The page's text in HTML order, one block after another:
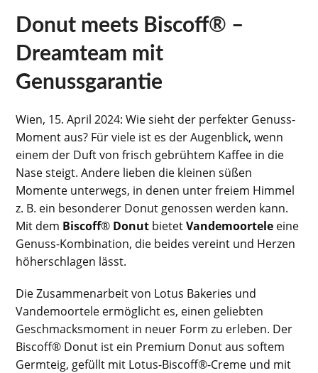
Donut meets Biscoff® –
Dreamteam mit
Genussgarantie
Wien, 15. April 2024: Wie sieht der perfekter Genuss-
Moment aus? Für viele ist es der Augenblick, wenn
einem der Duft von frisch gebrühtem Kaffee in die
Nase steigt. Andere lieben die kleinen süßen
Momente unterwegs, in denen unter freiem Himmel
z. B. ein besonderer Donut genossen werden kann.
Mit dem Biscoff® Donut bietetVandemoortele eine
Genuss-Kombination, die beides vereint und Herzen
höherschlagen lässt.
Die Zusammenarbeit von Lotus Bakeries und
Vandemoortele ermöglicht es, einen geliebten
Geschmacksmoment in neuer Form zu erleben. Der
Biscoff® Donut ist ein Premium Donut aus softem
Germteig, gefüllt mit Lotus-Biscoff®-Creme und mit